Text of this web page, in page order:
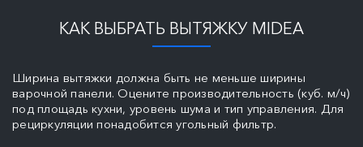
КАК ВЫБРАТЬ ВЫТЯЖКУ MIDEA
Ширина вытяжки должна быть не меньше ширины
варочной панели. Оцените производительность (куб. м/ч)
под площадь кухни, уровень шума и тип управления. Для
рециркуляции понадобится угольный фильтр.